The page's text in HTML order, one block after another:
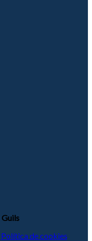
Guils
Política de cookies